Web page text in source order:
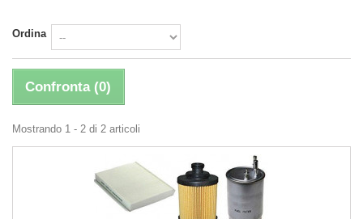
Ordina
Confronta (0)
Mostrando 1 - 2 di 2 articoli